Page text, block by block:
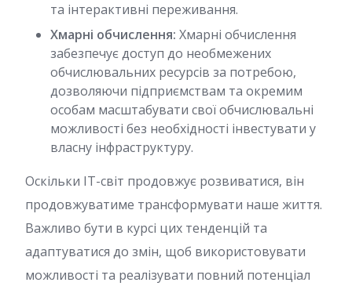
та інтерактивні переживання.
Хмарні обчислення: Хмарні обчислення
забезпечує доступ до необмежених
обчислювальних ресурсів за потребою,
дозволяючи підприємствам та окремим
особам масштабувати свої обчислювальні
можливості без необхідності інвестувати у
власну інфраструктуру.
Oскільки IT-світ продовжує розвиватися, він
продовжуватиме трансформувати наше життя.
Важливо бути в курсі цих тенденцій та
адаптуватися до змін, щоб використовувати
можливості та реалізувати повний потенціал